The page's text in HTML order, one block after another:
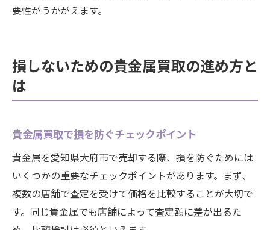
要性がうかがえます。
損しないための貴金属買取の進め方と
は
貴金属買取で損を防ぐチェックポイント
貴金属を愛知県大府市で売却する際、損を防ぐためには
いくつかの重要なチェックポイントがあります。まず、
複数の店舗で査定を受けて価格を比較することが大切で
す。同じ貴金属でも店舗によって査定額に差が出るた